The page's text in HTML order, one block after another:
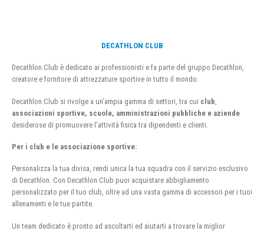
DECATHLON CLUB
Decathlon Club è dedicato ai professionisti e fa parte del gruppo Decathlon,
creatore e fornitore di attrezzature sportive in tutto il mondo.
Decathlon Club si rivolge a un’ampia gamma di settori, tra cui club
associazioni sportive, scuole, amministrazioni pubbliche e aziende
desiderose di promuovere l’attività fisica tra dipendenti e clienti.
Per i club e le associazione sportive:
Personalizza la tua divisa, rendi unica la tua squadra con il servizio esclusivo
di Decathlon. Con Decathlon Club puoi acquistare abbigliamento
personalizzato per il tuo club, oltre ad una vasta gamma di accessori per i tuoi
allenamenti e le tue partite.
Un team dedicato è pronto ad ascoltarti ed aiutarti a trovare la miglior